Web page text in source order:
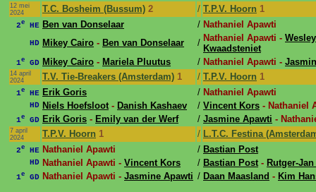
12 mei
2024
T.C. Bosheim (Bussum) 2 / T.P.V. Hoorn 1
2e HE Ben van Donselaar / Nathaniel Apawti
HD Mikey Cairo - Ben van Donselaar / Nathaniel Apawti -
Kwaadsteniet
1e GD Mikey Cairo - Mariela Pluutus / Nathaniel Apawti -
14 april
2024
T.V. Tie-Breakers (Amsterdam) 1 / T.P.V. Hoorn 1
1e HE Erik Goris / Nathaniel Apawti
HD Niels Hoefsloot- Danish Kashaev / Vincent Kors - Nathaniel
1e GD Erik Goris - Emily van der Werf / Jasmine Apawti -
7 april
2024
T.P.V. Hoorn 1 / L.T.C. Festina
2e HE Nathaniel Apawti / Bastian Post
HD Nathaniel Apawti - Vincent Kors / Bastian Post- Rutger-
1e GD Nathaniel Apawti - Jasmine Apawti / Daan Maasland - Kim